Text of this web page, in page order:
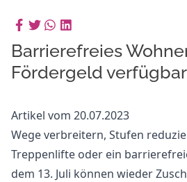
Barrierefreies
Fördergeld verfügbar
Artikel vom 20.07.2023
Wege verbreitern, Stufen
Treppenlifte oder ein
dem 13. Juli können wieder